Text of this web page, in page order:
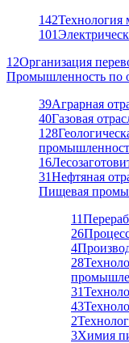
142Технология
101
12Организация
Промышленность по
39Аграрная
40Газовая
128
16
31Нефтяная
Пищевая
11
26
4
28
31
43
2
3Химия